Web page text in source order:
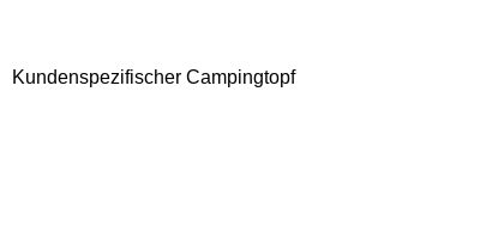
Kundenspezifischer Campingtopf